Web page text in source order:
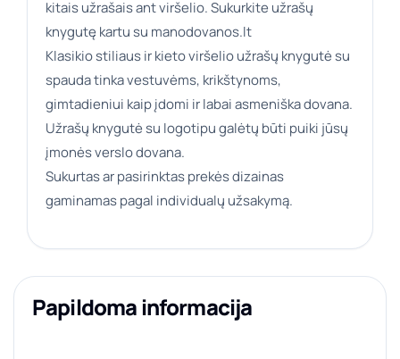
kitais užrašais ant viršelio. Sukurkite užrašų
knygutę kartu su manodovanos.lt
Klasikio stiliaus ir kieto viršelio užrašų knygutė su
spauda tinka vestuvėms, krikštynoms,
gimtadieniui kaip įdomi ir labai asmeniška dovana.
Užrašų knygutė su logotipu galėtų būti puiki jūsų
įmonės verslo dovana.
Sukurtas ar pasirinktas prekės dizainas
gaminamas pagal individualų užsakymą.
Papildoma informacija